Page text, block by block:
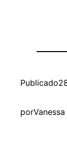
Publicado
por